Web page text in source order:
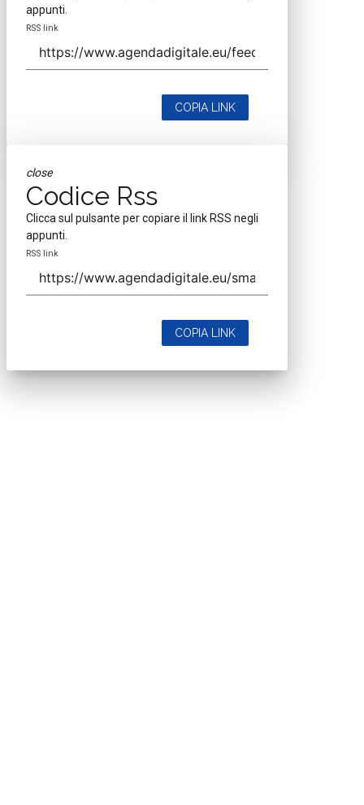
appunti.
RSS link
COPIA LINK
close
Codice Rss
Clicca sul pulsante per copiare il link RSS negli
appunti.
RSS link
COPIA LINK